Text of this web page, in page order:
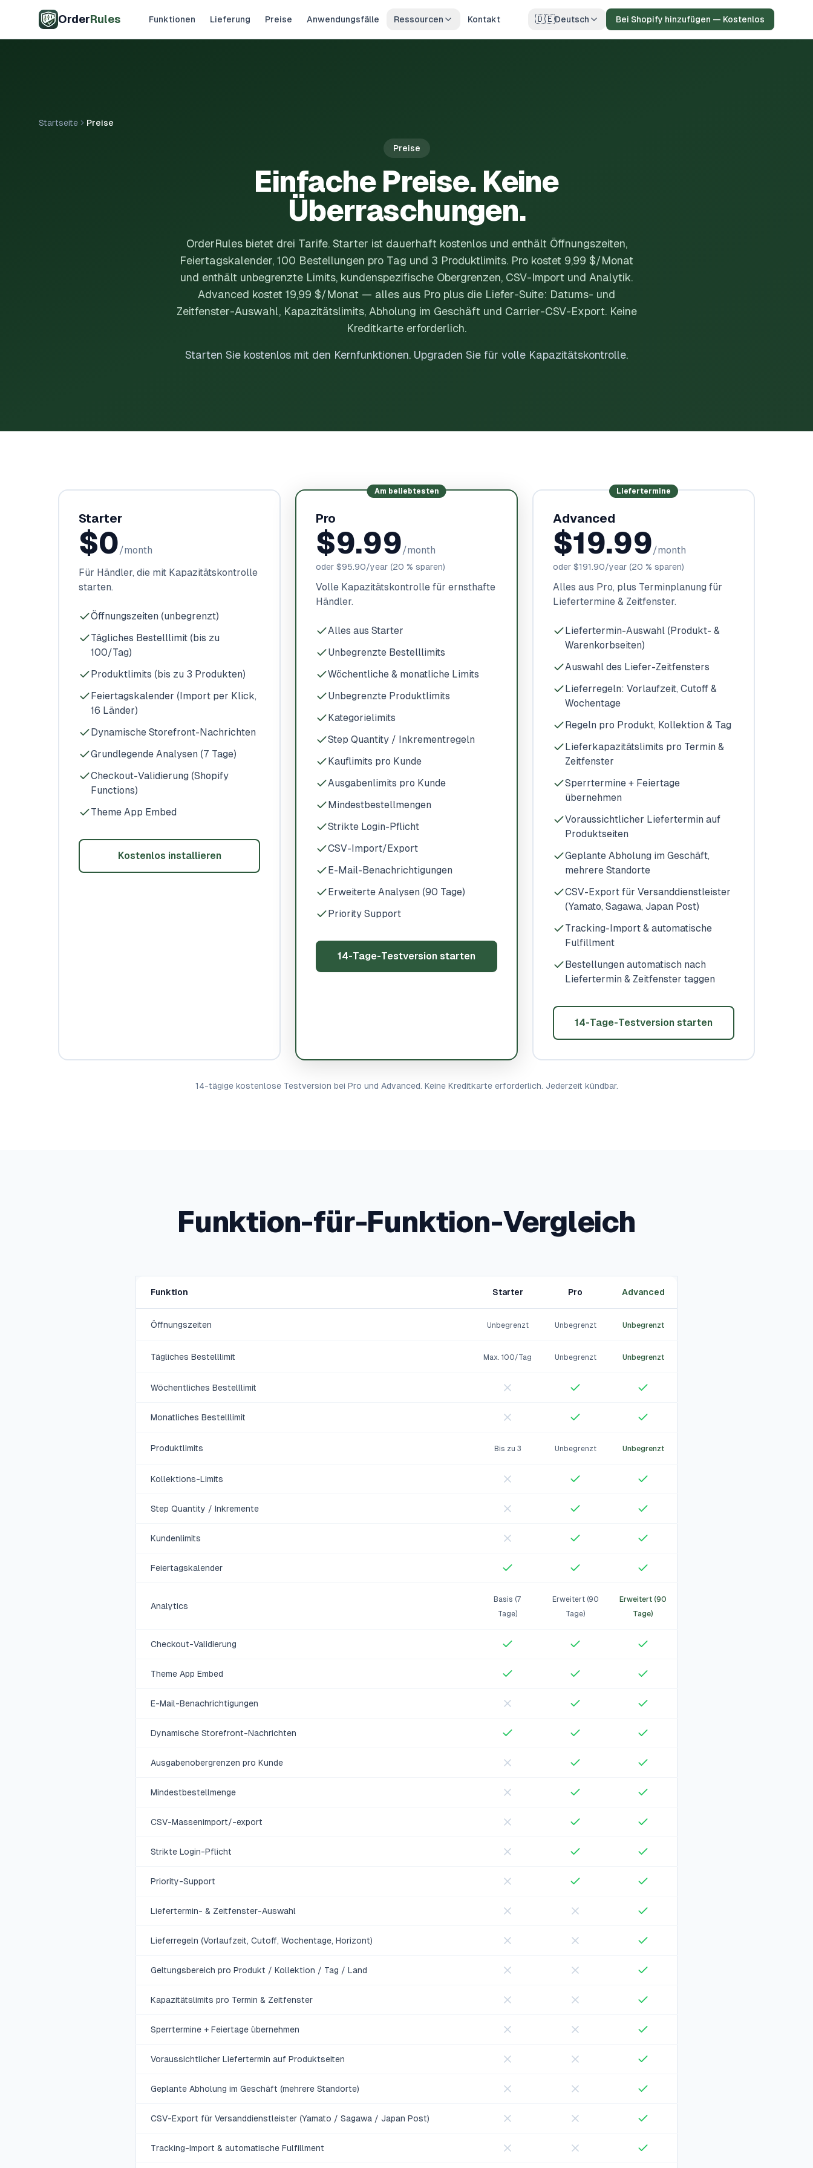
OrderRules Funktionen Lieferung Preise Anwendungsfälle Ressourcen Kontakt 🇩🇪Deutsch Bei Shopify hinzufügen — Kostenlos
Startseite Preise
Preise
Einfache Preise. Keine
Überraschungen.
OrderRules bietet drei Tarife. Starter ist dauerhaft kostenlos und enthält Öffnungszeiten,
Feiertagskalender, 100 Bestellungen pro Tag und 3 Produktlimits. Pro kostet 9,99 $/Monat
und enthält unbegrenzte Limits, kundenspezifische Obergrenzen, CSV-Import und Analytik.
Advanced kostet 19,99 $/Monat — alles aus Pro plus die Liefer-Suite: Datums- und
Zeitfenster-Auswahl, Kapazitätslimits, Abholung im Geschäft und Carrier-CSV-Export. Keine
Kreditkarte erforderlich.
Starten Sie kostenlos mit den Kernfunktionen. Upgraden Sie für volle Kapazitätskontrolle.
Starter
$0/month
Für Händler, die mit Kapazitätskontrolle
starten.
Öffnungszeiten (unbegrenzt)
Tägliches Bestelllimit (bis zu
100/Tag)
Produktlimits (bis zu 3 Produkten)
Feiertagskalender (Import per Klick,
16 Länder)
Dynamische Storefront-Nachrichten
Grundlegende Analysen (7 Tage)
Checkout-Validierung (Shopify
Functions)
Theme App Embed
Kostenlos installieren
Am beliebtesten
Pro
$9.99/month
oder $95.90/year (20 % sparen)
Volle Kapazitätskontrolle für ernsthafte
Händler.
Alles aus Starter
Unbegrenzte Bestelllimits
Wöchentliche & monatliche Limits
Unbegrenzte Produktlimits
Kategorielimits
Step Quantity / Inkrementregeln
Kauflimits pro Kunde
Ausgabenlimits pro Kunde
Mindestbestellmengen
Strikte Login-Pflicht
CSV-Import/Export
E-Mail-Benachrichtigungen
Erweiterte Analysen (90 Tage)
Priority Support
14-Tage-Testversion starten
Liefertermine
Advanced
$19.99/month
oder $191.90/year (20 % sparen)
Alles aus Pro, plus Terminplanung für
Liefertermine & Zeitfenster.
Liefertermin-Auswahl (Produkt- &
Warenkorbseiten)
Auswahl des Liefer-Zeitfensters
Lieferregeln: Vorlaufzeit, Cutoff &
Wochentage
Regeln pro Produkt, Kollektion & Tag
Lieferkapazitätslimits pro Termin &
Zeitfenster
Sperrtermine + Feiertage
übernehmen
Voraussichtlicher Liefertermin auf
Produktseiten
Geplante Abholung im Geschäft,
mehrere Standorte
CSV-Export für Versanddienstleister
(Yamato, Sagawa, Japan Post)
Tracking-Import & automatische
Fulfillment
Bestellungen automatisch nach
Liefertermin & Zeitfenster taggen
14-Tage-Testversion starten
14-tägige kostenlose Testversion bei Pro und Advanced. Keine Kreditkarte erforderlich. Jederzeit kündbar.
Funktion-für-Funktion-Vergleich
Funktion Starter Pro Advanced
Öffnungszeiten Unbegrenzt Unbegrenzt Unbegrenzt
Tägliches Bestelllimit Max. 100/Tag Unbegrenzt Unbegrenzt
Wöchentliches Bestelllimit
Monatliches Bestelllimit
Produktlimits Bis zu 3 Unbegrenzt Unbegrenzt
Kollektions-Limits
Step Quantity / Inkremente
Kundenlimits
Feiertagskalender
Analytics
Basis (7
Tage)
Erweitert (90
Tage)
Erweitert (90
Tage)
Checkout-Validierung
Theme App Embed
E-Mail-Benachrichtigungen
Dynamische Storefront-Nachrichten
Ausgabenobergrenzen pro Kunde
Mindestbestellmenge
CSV-Massenimport/-export
Strikte Login-Pflicht
Priority-Support
Liefertermin- & Zeitfenster-Auswahl
Lieferregeln (Vorlaufzeit, Cutoff, Wochentage, Horizont)
Geltungsbereich pro Produkt / Kollektion / Tag / Land
Kapazitätslimits pro Termin & Zeitfenster
Sperrtermine + Feiertage übernehmen
Voraussichtlicher Liefertermin auf Produktseiten
Geplante Abholung im Geschäft (mehrere Standorte)
CSV-Export für Versanddienstleister (Yamato / Sagawa / Japan Post)
Tracking-Import & automatische Fulfillment